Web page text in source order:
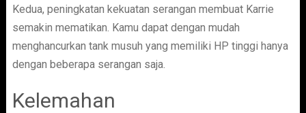
Kedua, peningkatan kekuatan serangan membuat Karrie
semakin mematikan. Kamu dapat dengan mudah
menghancurkan tank musuh yang memiliki HP tinggi hanya
dengan beberapa serangan saja.
Kelemahan